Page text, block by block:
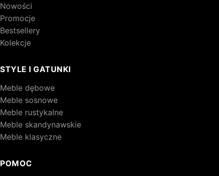
Nowości
Promocje
Bestsellery
Kolekcje
STYLE I GATUNKI
Meble dębowe
Meble sosnowe
Meble rustykalne
Meble skandynawskie
Meble klasyczne
POMOC